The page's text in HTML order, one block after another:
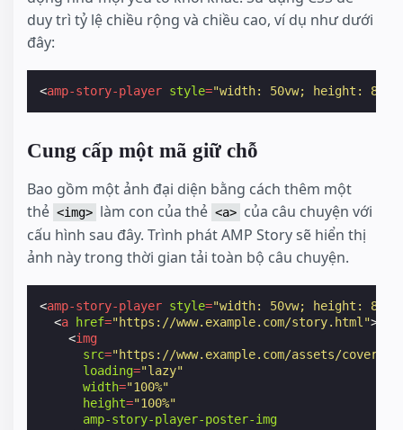
duy trì tỷ lệ chiều rộng và chiều cao, ví dụ như dưới
đây:
<amp-story-player style="width: 50vw; height:
Cung cấp một mã giữ chỗ
Bao gồm một ảnh đại diện bằng cách thêm một
thẻ <img> làm con của thẻ <a> của câu chuyện với
cấu hình sau đây. Trình phát AMP Story sẽ hiển thị
ảnh này trong thời gian tải toàn bộ câu chuyện.
<amp-story-player style="width: 50vw; height:
<a href="https://www.example.com/story.html">
<img
src="https://www.example.com/assets/
loading="lazy"
width="100%"
height="100%"
amp-story-player-poster-img